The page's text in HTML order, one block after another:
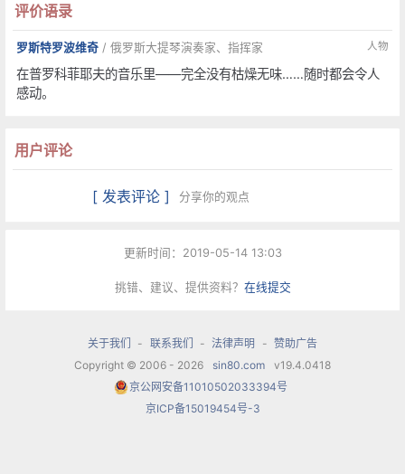
娜结婚，开始他的十年定居生活。
1927年，思乡之情日上心头，将他第一次带还回苏
1932年，作曲家决定返回祖国，在苏联普罗科菲耶
夫经历了自己的创作之春，他许多重要的作品就是
25岁的女作家米拉·门德尔松(Mira Mendelson)同
1948年。他曾受到苏共中央谴责，把他同肖斯塔科
维奇等人称为“颓废的形式主义”，犯上了形式主义
的错误，并被要求要注意作品的“民族性”。尽管这
评价语录
罗斯特罗波维奇 / 俄罗斯大提琴演奏家、指挥家 人物
在普罗科菲耶夫的音乐里——完全没有枯燥无味……随时都会令人
感动。
用户评论
[ 发表评论 ] 分享你的观点
更新时间：2019-05-14 13:03
挑错、建议、提供资料？ 在线提交
关于我们 - 联系我们 - 法律声明 - 赞助广告
Copyright © 2006 - 2026
sin80.com
v19.4.0418
京公网安备11010502033394号
京ICP备15019454号-3